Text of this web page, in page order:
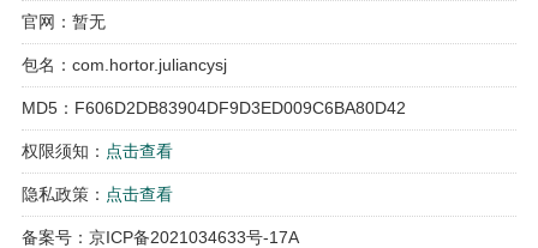
4. 在社区讨论中，分享自己的作品，获取反馈和建议，帮助
自己不断优化创作。
软件亮点
1. 创游世界拥有强大的创作工具，支持多种艺术形式的创
作，满足不同用户的需求。
官网：暂无
包名：com.hortor.juliancysj
MD5：F606D2DB83904DF9D3ED009C6BA80D42
权限须知： 点击查看
隐私政策： 点击查看
备案号：京ICP备2021034633号-17A